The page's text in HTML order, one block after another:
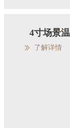
ꅀ 了解详情
4寸场景